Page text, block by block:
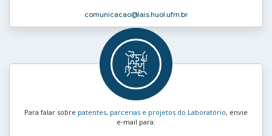
comunicacao@lais.huol.ufrn.br
Para falar sobre patentes, parcerias e projetos do Laboratório, envie
e‑mail para: